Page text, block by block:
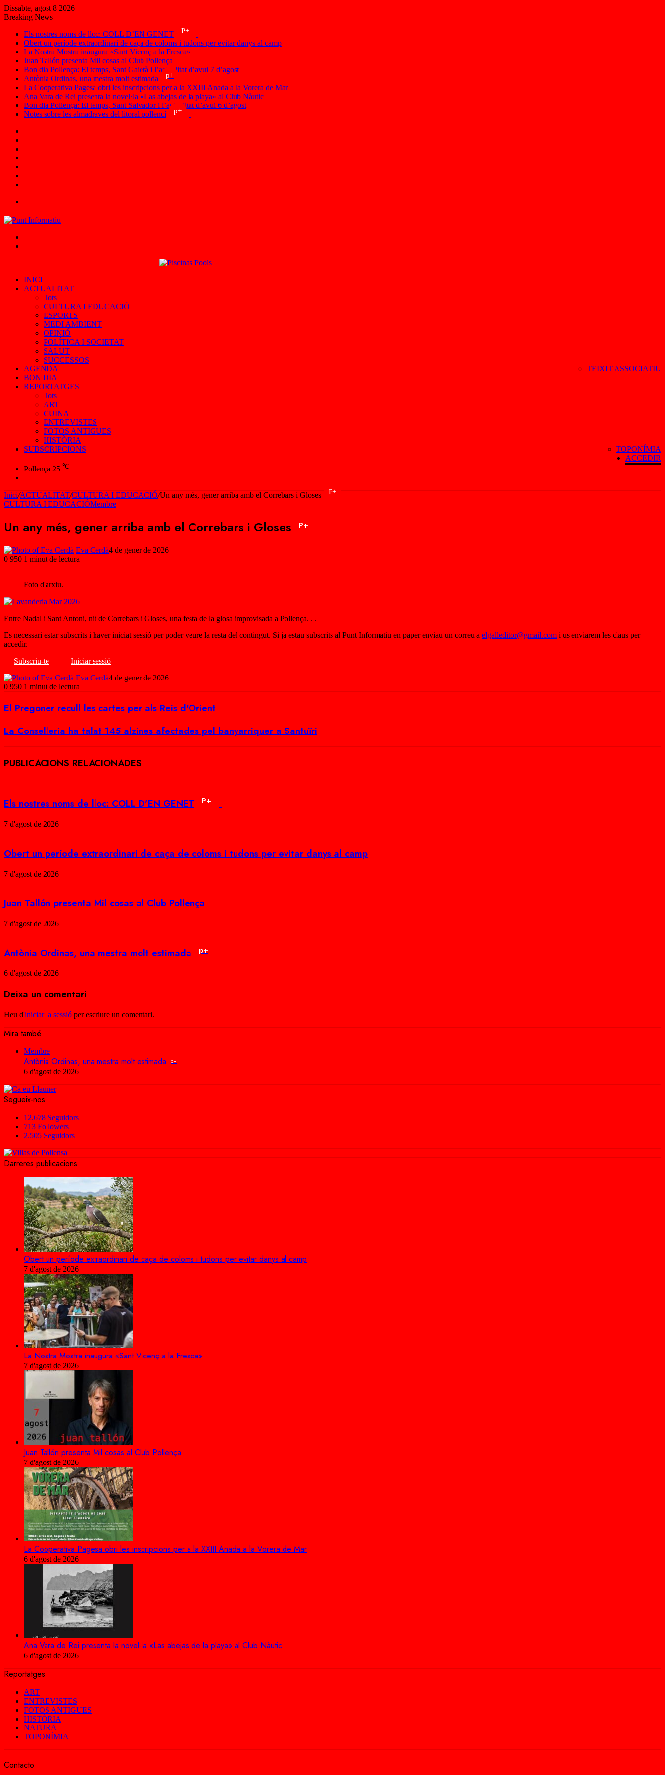
Dissabte, agost 8 2026
Breaking News
Els nostres noms de lloc: COLL D’EN GENET
P+
Obert un període extraordinari de caça de coloms i tudons per evitar danys al camp
La Nostra Mostra inaugura «Sant Vicenç a la Fresca»
Juan Tallón presenta Mil cosas al Club Pollença
Bon dia Pollença: El temps, Sant Gaietà i l’actualitat d’avui 7 d’agost
Antònia Ordinas, una mestra molt estimada
p+
La Cooperativa Pagesa obri les inscripcions per a la XXIII Anada a la Vorera de Mar
Ana Vara de Rei presenta la novel·la «Las abejas de la playa» al Club Nàutic
Bon dia Pollença: El temps, Sant Salvador i l’actualitat d’avui 6 d’agost
Notes sobre les almadraves del litoral pollencí
p+
INICI
ACTUALITAT
Tots
CULTURA I EDUCACIÓ
ESPORTS
MEDI AMBIENT
OPINIÓ
POLÍTICA I SOCIETAT
SALUT
SUCCESSOS
TEIXIT ASSOCIATIU
AGENDA
BON DIA
REPORTATGES
Tots
ART
CUINA
ENTREVISTES
FOTOS ANTIGUES
HISTÒRIA
TOPONÍMIA
SUBSCRIPCIONS
ACCEDIR
Pollença 25 ℃
Inici/ACTUALITAT/CULTURA I EDUCACIÓ/Un any més, gener arriba amb el Correbars i Gloses P+
CULTURA I EDUCACIÓMembre
Un any més, gener arriba amb el Correbars i Gloses P+
Eva Cerdà4 de gener de 2026
0 950 1 minut de lectura
Foto d'arxiu.
Entre Nadal i Sant Antoni, nit de Correbars i Gloses, una festa de la glosa improvisada a Pollença. . .
Es necessari estar subscrits i haver iniciat sessió per poder veure la resta del contingut. Si ja estau subscrits al Punt Informatiu en paper enviau un correu a elgalleditor@gmail.com i us enviarem les claus per
accedir.
Subscriu-te
Iniciar sessió
Eva Cerdà4 de gener de 2026
0 950 1 minut de lectura
El
Pregoner
les
per
als
Reis
El Pregoner recull les cartes per als Reis d'Orient
La
Conselleria
ha
145
banyarriquer
a
La Conselleria ha talat 145 alzines afectades pel banyarriquer a Santuïri
PUBLICACIONS RELACIONADES
Els nostres noms de lloc: COLL D’EN GENET P+
7 d'agost de 2026
Obert un període extraordinari de caça de coloms i tudons per evitar danys al camp
7 d'agost de 2026
Juan Tallón presenta Mil cosas al Club Pollença
7 d'agost de 2026
Antònia Ordinas, una mestra molt estimada p+
6 d'agost de 2026
Deixa un comentari
Heu d'iniciar la sessió per escriure un comentari.
Mira també
Membre
Antònia Ordinas, una mestra molt estimada p+
6 d'agost de 2026
Segueix-nos
12.678 Seguidors
713 Followers
2.505 Seguidors
Darreres publicacions
Obert un període extraordinari de caça de coloms i tudons per evitar danys al camp
7 d'agost de 2026
La Nostra Mostra inaugura «Sant Vicenç a la Fresca»
7 d'agost de 2026
Juan Tallón presenta Mil cosas al Club Pollença
7 d'agost de 2026
La Cooperativa Pagesa obri les inscripcions per a la XXIII Anada a la Vorera de Mar
6 d'agost de 2026
Ana Vara de Rei presenta la novel·la «Las abejas de la playa» al Club Nàutic
6 d'agost de 2026
Reportatges
ART
ENTREVISTES
FOTOS ANTIGUES
HISTÒRIA
NATURA
TOPONÍMIA
Contacto